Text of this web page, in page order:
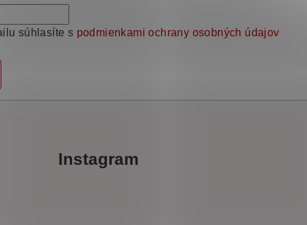
súhlasíte s podmienkami ochrany osobných údajov
Instagram